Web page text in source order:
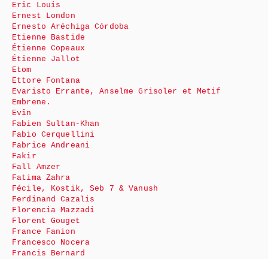
Eric Louis
Ernest London
Ernesto Aréchiga Córdoba
Etienne Bastide
Étienne Copeaux
Étienne Jallot
Etom
Ettore Fontana
Evaristo Errante, Anselme Grisoler et Metif
Embrene.
Evîn
Fabien Sultan-Khan
Fabio Cerquellini
Fabrice Andreani
Fakir
Fall Amzer
Fatima Zahra
Fécile, Kostik, Seb 7 & Vanush
Ferdinand Cazalis
Florencia Mazzadi
Florent Gouget
France Fanion
Francesco Nocera
Francis Bernard